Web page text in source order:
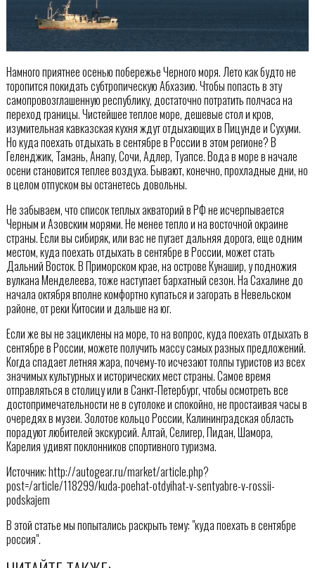
Намного приятнее осенью побережье Черного моря. Лето как будто не
торопится покидать субтропическую Абхазию. Чтобы попасть в эту
самопровозглашенную республику, достаточно потратить полчаса на
переход границы. Чистейшее теплое море, дешевые стол и кров,
изумительная кавказская кухня ждут отдыхающих в Пицунде и Сухуми.
Но куда поехать отдыхать в сентябре в России в этом регионе? В
Геленджик, Тамань, Анапу, Сочи, Адлер, Туапсе. Вода в море в начале
осени становится теплее воздуха. Бывают, конечно, прохладные дни, но
в целом отпуском вы останетесь довольны.
Не забываем, что список теплых акваторий в РФ не исчерпывается
Черным и Азовским морями. Не менее тепло и на восточной окраине
страны. Если вы сибиряк, или вас не пугает дальняя дорога, еще одним
местом, куда поехать отдыхать в сентябре в России, может стать
Дальний Восток. В Приморском крае, на острове Кунашир, у подножия
вулкана Менделеева, тоже наступает бархатный сезон. На Сахалине до
начала октября вполне комфортно купаться и загорать в Невельском
районе, от реки Китосии и дальше на юг.
Если же вы не зациклены на море, то на вопрос, куда поехать отдыхать в
сентябре в России, можете получить массу самых разных предложений.
Когда спадает летняя жара, почему-то исчезают толпы туристов из всех
значимых культурных и исторических мест страны. Самое время
отправляться в столицу или в Санкт-Петербург, чтобы осмотреть все
достопримечательности не в сутолоке и спокойно, не простаивая часы в
очередях в музеи. Золотое кольцо России, Калининградская область
порадуют любителей экскурсий. Алтай, Селигер, Пидан, Шамора,
Карелия удивят поклонников спортивного туризма.
Источник: http://autogear.ru/market/article.php?
post=/article/118299/kuda-poehat-otdyihat-v-sentyabre-v-rossii-
podskajem
В этой статье мы попытались раскрыть тему: "куда поехать в сентябре
россия".